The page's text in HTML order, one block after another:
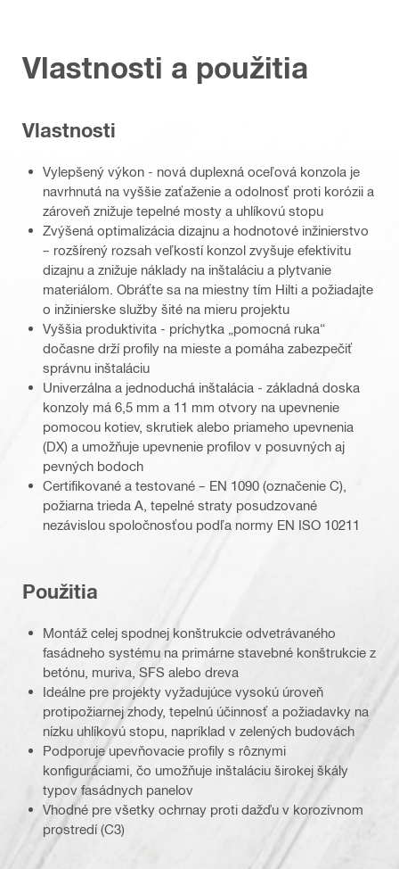
Vlastnosti a použitia
Vlastnosti
Vylepšený výkon - nová duplexná oceľová konzola je
navrhnutá na vyššie zaťaženie a odolnosť proti korózii a
zároveň znižuje tepelné mosty a uhlíkovú stopu
Zvýšená optimalizácia dizajnu a hodnotové inžinierstvo
– rozšírený rozsah veľkostí konzol zvyšuje efektivitu
dizajnu a znižuje náklady na inštaláciu a plytvanie
materiálom. Obráťte sa na miestny tím Hilti a požiadajte
o inžinierske služby šité na mieru projektu
Vyššia produktivita - príchytka „pomocná ruka“
dočasne drží profily na mieste a pomáha zabezpečiť
správnu inštaláciu
Univerzálna a jednoduchá inštalácia - základná doska
konzoly má 6,5 mm a 11 mm otvory na upevnenie
pomocou kotiev, skrutiek alebo priameho upevnenia
(DX) a umožňuje upevnenie profilov v posuvných aj
pevných bodoch
Certifikované a testované – EN 1090 (označenie C),
požiarna trieda A, tepelné straty posudzované
nezávislou spoločnosťou podľa normy EN ISO 10211
Použitia
Montáž celej spodnej konštrukcie odvetrávaného
fasádneho systému na primárne stavebné konštrukcie z
betónu, muriva, SFS alebo dreva
Ideálne pre projekty vyžadujúce vysokú úroveň
protipožiarnej zhody, tepelnú účinnosť a požiadavky na
nízku uhlíkovú stopu, napríklad v zelených budovách
Podporuje upevňovacie profily s rôznymi
konfiguráciami, čo umožňuje inštaláciu širokej škály
typov fasádnych panelov
Vhodné pre všetky ochrnay proti dažďu v korozívnom
prostredí (C3)